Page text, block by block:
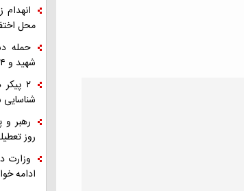
محل
شهید و ۴ مجروح
۲
روز تعطیلی و ۴۰ روز
ادامه